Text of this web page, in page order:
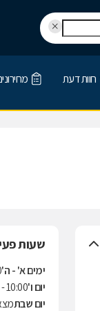
חוות דעת
שעות
ימים א' - ה'
יום ו'10:00 - 15:00
יום שבת